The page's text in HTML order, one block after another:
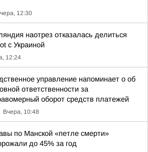
12:30
наотрез отказалась делиться
с Украиной
12:24
управление напоминает о об
ответственности за
оборот средств платежей
Вчера, 10:48
по Манской «петле смерти»
до 45% за год